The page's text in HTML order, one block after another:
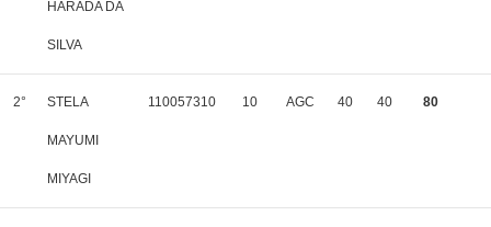
HARADA DA
SILVA
2° STELA
MAYUMI
MIYAGI
110057310 10 AGC 40 40 80